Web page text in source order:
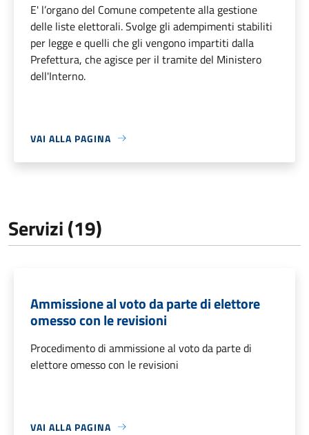
E' l’organo del Comune competente alla gestione
delle liste elettorali. Svolge gli adempimenti stabiliti
per legge e quelli che gli vengono impartiti dalla
Prefettura, che agisce per il tramite del Ministero
dell'Interno.
VAI ALLA PAGINA
Servizi (19)
Ammissione al voto da parte di elettore
omesso con le revisioni
Procedimento di ammissione al voto da parte di
elettore omesso con le revisioni
VAI ALLA PAGINA